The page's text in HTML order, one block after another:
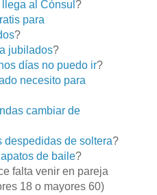
al Cónsul ?
para
?
jubilados?
días no puedo ir?
necesito para
cambiar de
despedidas de soltera?
de baile?
falta venir en pareja
18 o mayores 60)